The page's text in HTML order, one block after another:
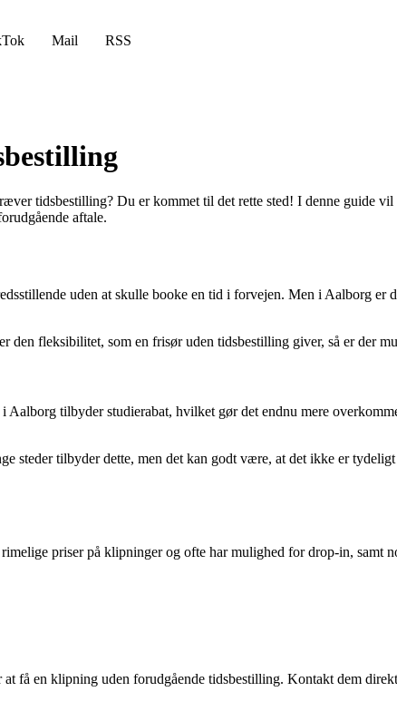
Mail RSS
tidsbestilling? Du er kommet til det rette sted! I denne guide
aftale.
uden at skulle booke en tid i forvejen. Men i Aalborg er
fleksibilitet, som en frisør uden tidsbestilling giver, så er der
tilbyder studierabat, hvilket gør det endnu mere
steder tilbyder dette, men det kan godt være, at det ikke er
priser på klipninger og ofte har mulighed for drop-in, samt
få en klipning uden forudgående tidsbestilling. Kontakt dem